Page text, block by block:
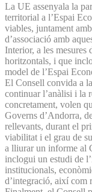
La UE assenyala la
territorial a l’Espai
viables, juntament
d’associació amb
Interior, a les mesures
horitzontals, i que
model de l’Espai
El Consell convida a
continuar l’anàlisi i la
concretament, volen
Governs d’Andorra,
rellevants, durant el
viabilitat i el grau de
a lliurar un informe al
inclogui un estudi de
institucionals,
d’integració, així com